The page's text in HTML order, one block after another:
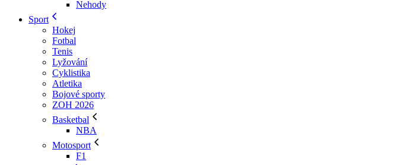
Nehody
Sport
Hokej
Fotbal
Tenis
Lyžování
Cyklistika
Atletika
Bojové sporty
ZOH 2026
Basketbal
NBA
Motosport
F1